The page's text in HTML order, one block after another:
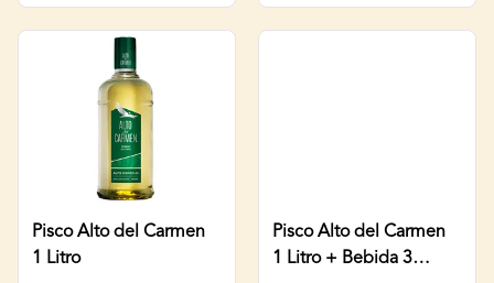
Pisco Alto del Carmen
1 Litro
Pisco Alto del Carmen
1 Litro + Bebida 3